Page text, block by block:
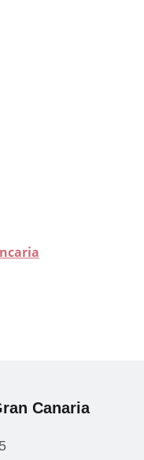
Canaria